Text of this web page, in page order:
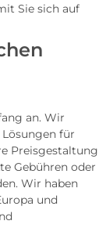
Sie sich auf
an. Wir
für
Preisgestaltung
Gebühren oder
Wir haben
und